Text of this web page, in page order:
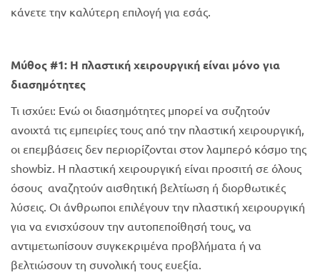
κάνετε την καλύτερη επιλογή για εσάς.
Μύθος #1: Η πλαστική χειρουργική είναι μόνο για
διασημότητες
Τι ισχύει: Ενώ οι διασημότητες μπορεί να συζητούν
ανοιχτά τις εμπειρίες τους από την πλαστική χειρουργική,
οι επεμβάσεις δεν περιορίζονται στον λαμπερό κόσμο της
showbiz. Η πλαστική χειρουργική είναι προσιτή σε όλους
όσους αναζητούν αισθητική βελτίωση ή διορθωτικές
λύσεις. Οι άνθρωποι επιλέγουν την πλαστική χειρουργική
για να ενισχύσουν την αυτοπεποίθησή τους, να
αντιμετωπίσουν συγκεκριμένα προβλήματα ή να
βελτιώσουν τη συνολική τους ευεξία.